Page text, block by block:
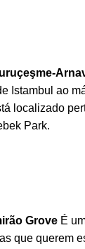
Istambul ao
localizado
Park.
Grove É
que querem